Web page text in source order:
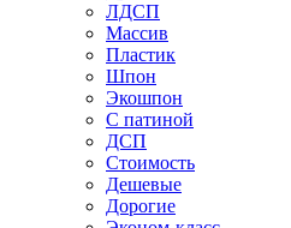
ЛДСП
Массив
Пластик
Шпон
Экошпон
С патиной
ДСП
Стоимость
Дешевые
Дорогие